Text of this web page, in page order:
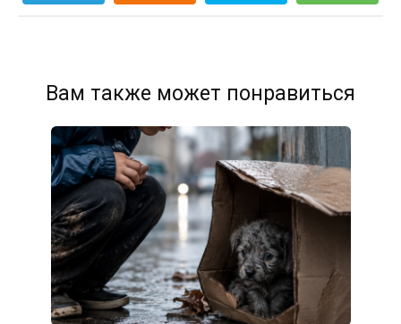
Вам также может понравиться